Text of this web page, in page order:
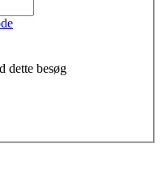
dette besøg